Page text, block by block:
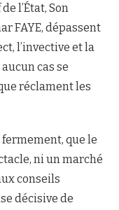
l’État, Son
FAYE, dépassent
l’invective et la
cas se
réclament les
que le
ni un marché
conseils
décisive de